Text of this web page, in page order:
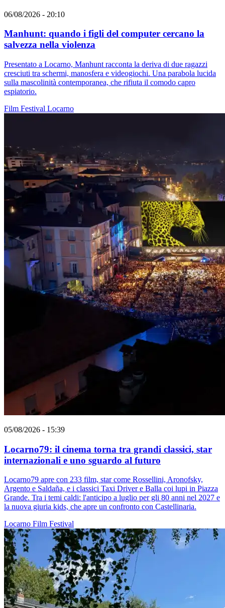
06/08/2026 - 20:10
Manhunt: quando i figli del computer cercano la
salvezza nella violenza
Presentato a Locarno, Manhunt racconta la deriva di due ragazzi
cresciuti tra schermi, manosfera e videogiochi. Una parabola lucida
sulla mascolinità contemporanea, che rifiuta il comodo capro
espiatorio.
Film Festival Locarno
05/08/2026 - 15:39
Locarno79: il cinema torna tra grandi classici, star
internazionali e uno sguardo al futuro
Locarno79 apre con 233 film, star come Rossellini, Aronofsky,
Argento e Saldaña, e i classici Taxi Driver e Balla coi lupi in Piazza
Grande. Tra i temi caldi: l'anticipo a luglio per gli 80 anni nel 2027 e
la nuova giuria kids, che apre un confronto con Castellinaria.
Locarno Film Festival